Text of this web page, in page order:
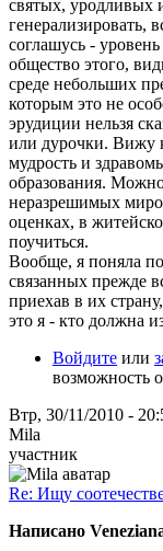
святых, уродливых
генерализировать,
соглашусь -
общество этого,
среде небольших
которым это не
эрудиции нельзя
или дурочки. Вижу
мудрость и
образования.
неразрешимых
оценках, в
поучиться.
Вообще, я поняла
связанных прежде
приехав в их
это я - кто должна
Войдите или
возможность
Втр, 30/11/2010 -
Mila
участник
Re: Ищу
Написано